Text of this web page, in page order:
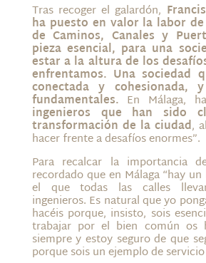
Tras recoger el galardón,
ha puesto en valor la labor
de Caminos, Canales y
pieza esencial, para una
estar a la altura de los
enfrentamos. Una sociedad
conectada y cohesionada,
fundamentales. En Málaga,
ingenieros que han sido
transformación de la ciudad,
hacer frente a desafíos enormes”.
Para recalcar la importancia
recordado que en Málaga “hay
el que todas las calles
ingenieros. Es natural que yo
hacéis porque, insisto, sois
trabajar por el bien común os
siempre y estoy seguro de que
porque sois un ejemplo de